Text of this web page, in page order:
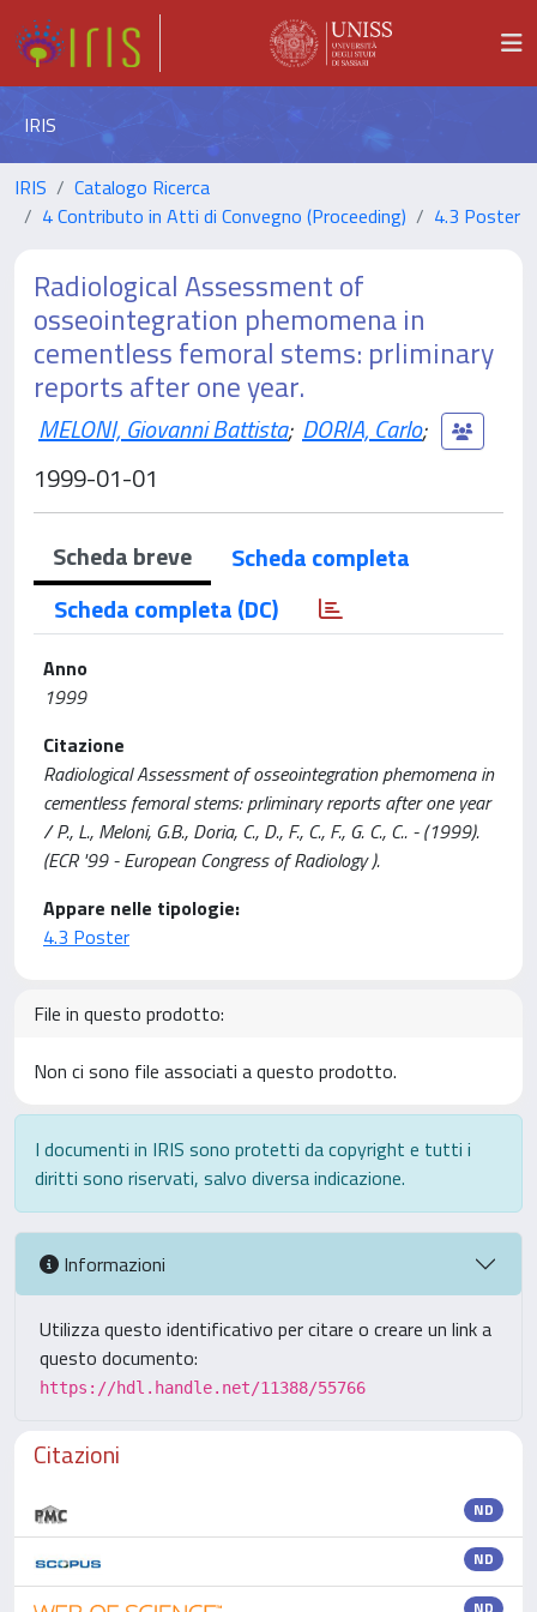
IRIS
IRIS
Catalogo Ricerca
4 Contributo in Atti di Convegno (Proceeding)
4.3 Poster
Radiological Assessment of
osseointegration phemomena in
cementless femoral stems: prliminary
reports after one year.
MELONI, Giovanni Battista; DORIA, Carlo;
1999-01-01
Scheda breve
Scheda completa
Scheda completa (DC)
Anno
1999
Citazione
Radiological Assessment of osseointegration phemomena in
cementless femoral stems: prliminary reports after one year
/ P., L., Meloni, G.B., Doria, C., D., F., C., F., G. C., C.. - (1999).
(ECR '99 - European Congress of Radiology ).
Appare nelle tipologie:
4.3 Poster
File in questo prodotto:
Non ci sono file associati a questo prodotto.
I documenti in IRIS sono protetti da copyright e tutti i
diritti sono riservati, salvo diversa indicazione.
Informazioni
Utilizza questo identificativo per citare o creare un link a
questo documento:
https://hdl.handle.net/11388/55766
Citazioni
ND
ND